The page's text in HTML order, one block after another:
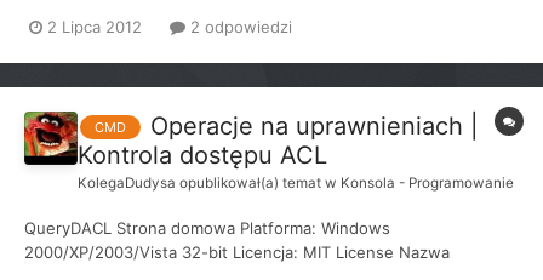
> Usuwanie ukrytych kluczy rejestru .
2 Lipca 2012 2 odpowiedzi
CMD
Operacje na uprawnieniach |
Kontrola dostępu ACL
KolegaDudysa opublikował(a) temat w Konsola - Programowanie
QueryDACL Strona domowa Platforma: Windows
2000/XP/2003/Vista 32-bit Licencja: MIT License Nazwa